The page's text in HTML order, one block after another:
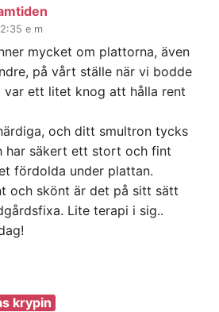
e m
mycket om plattorna, även
på vårt ställe när vi bodde
var ett litet knog att hålla rent
och ditt smultron tycks
har säkert ett stort och fint
fördolda under plattan.
och skönt är det på sitt sätt
Lite terapi i sig..
krypin